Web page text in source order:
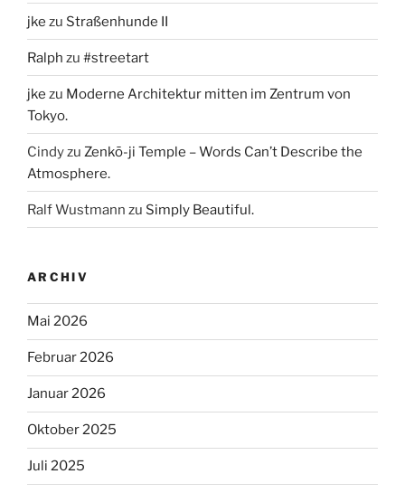
jke zu Straßenhunde II
Ralph zu #streetart
jke zu Moderne Architektur mitten im Zentrum von
Tokyo.
Cindyzu Zenkō-ji Temple – Words Can’t Describe the
Atmosphere.
Ralf Wustmann zu Simply Beautiful.
ARCHIV
Mai 2026
Februar 2026
Januar 2026
Oktober 2025
Juli 2025